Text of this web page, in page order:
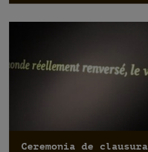
Ceremonia de clausura